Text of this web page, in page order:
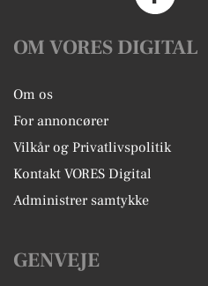
OM VORES DIGITAL
Om os
For annoncører
Vilkår og Privatlivspolitik
Kontakt VORES Digital
Administrer samtykke
GENVEJE